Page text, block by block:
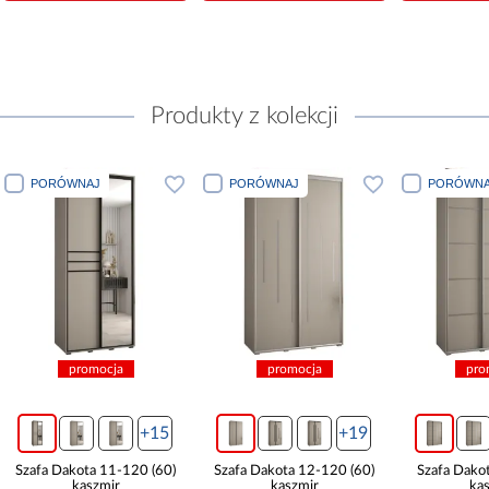
Produkty z kolekcji
PORÓWNAJ
promocja
+15
Szafa Dakota 11-120 (60)
PORÓWNAJ
promocja
+19
Szafa Dakota 12-120 (60)
Szafa